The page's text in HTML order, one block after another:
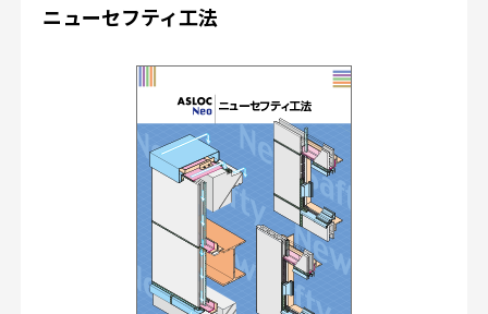
ニューセフティ工法